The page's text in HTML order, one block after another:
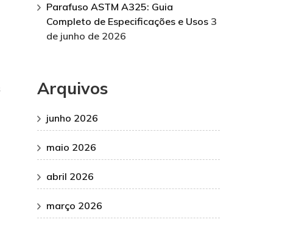
Parafuso ASTM A325: Guia
Completo de Especificações e Usos 3
de junho de 2026
Arquivos
junho 2026
maio 2026
abril 2026
março 2026